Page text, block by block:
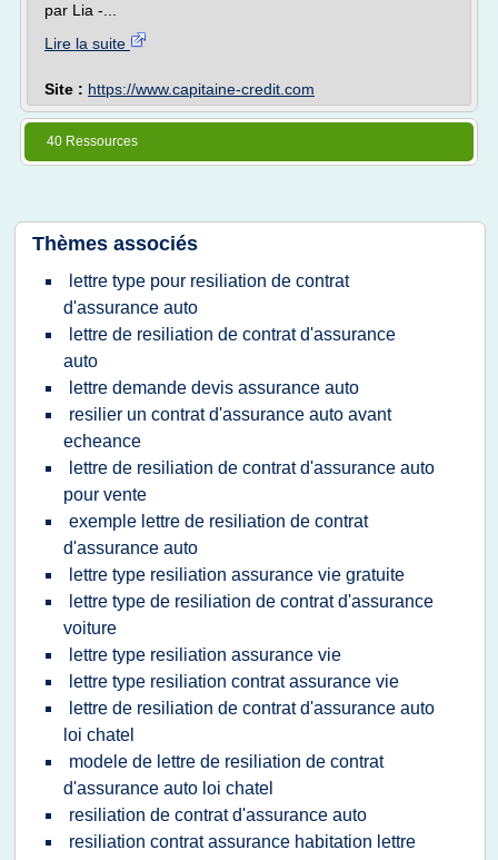
par Lia -...
Lire la suite
Site : https://www.capitaine-credit.com
40 Ressources
Thèmes associés
lettre type pour resiliation de contrat
d'assurance auto
lettre de resiliation de contrat d'assurance
auto
lettre demande devis assurance auto
resilier un contrat d'assurance auto avant
echeance
lettre de resiliation de contrat d'assurance auto
pour vente
exemple lettre de resiliation de contrat
d'assurance auto
lettre type resiliation assurance vie gratuite
lettre type de resiliation de contrat d'assurance
voiture
lettre type resiliation assurance vie
lettre type resiliation contrat assurance vie
lettre de resiliation de contrat d'assurance auto
loi chatel
modele de lettre de resiliation de contrat
d'assurance auto loi chatel
resiliation de contrat d'assurance auto
resiliation contrat assurance habitation lettre